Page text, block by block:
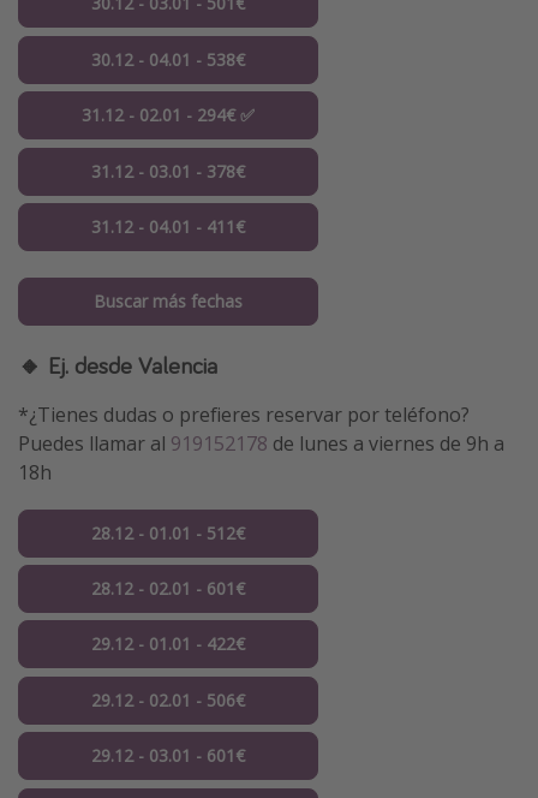
30.12 - 04.01 - 538€
31.12 - 02.01 - 294€ ✅
31.12 - 03.01 - 378€
31.12 - 04.01 - 411€
Buscar más fechas
🔸 Ej. desde Valencia
*¿Tienes dudas o prefieres reservar por teléfono?
Puedes llamar al 919152178 de lunes a viernes de 9h a
18h
28.12 - 01.01 - 512€
28.12 - 02.01 - 601€
29.12 - 01.01 - 422€
29.12 - 02.01 - 506€
29.12 - 03.01 - 601€